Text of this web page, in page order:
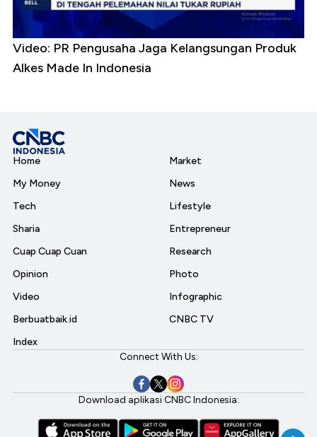
Video: PR Pengusaha Jaga Kelangsungan Produk
Alkes Made In Indonesia
Home
My Money
Tech
Sharia
Cuap Cuap Cuan
Opinion
Video
Berbuatbaik.id
Index
Market
News
Lifestyle
Entrepreneur
Research
Photo
Infographic
CNBC TV
Connect With Us:
Download aplikasi CNBC Indonesia: